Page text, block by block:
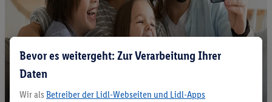
Bevor es weitergeht: Zur Verarbeitung Ihrer
Daten
Wir als Betreiber der Lidl-Webseiten und Lidl-Apps